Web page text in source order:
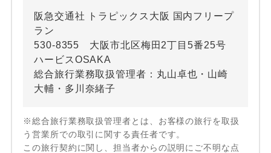
阪急交通社 トラピックス大阪 国内フリープ
ラン
530-8355 大阪市北区梅田2丁目5番25号
ハービスOSAKA
総合旅行業務取扱管理者：丸山卓也・山崎
大輔・多川奈緒子
※総合旅行業務取扱管理者とは、お客様の旅行を取扱
う営業所での取引に関する責任者です。
この旅行契約に関し、担当者からの説明にご不明な点